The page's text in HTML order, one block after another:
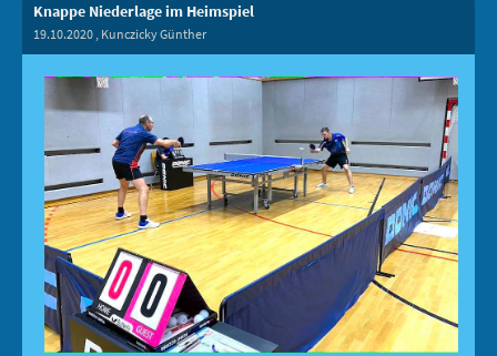
Knappe Niederlage im Heimspiel
19.10.2020 , Kunczicky Günther